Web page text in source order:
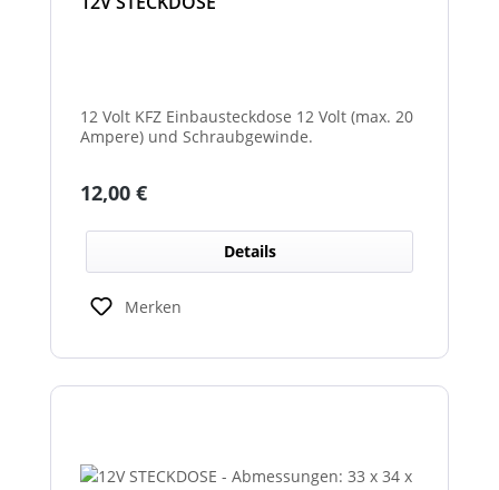
12 Volt KFZ Einbausteckdose 12 Volt (max. 20
Ampere) und Schraubgewinde.
Regulärer Preis:
12,00 €
Details
Merken